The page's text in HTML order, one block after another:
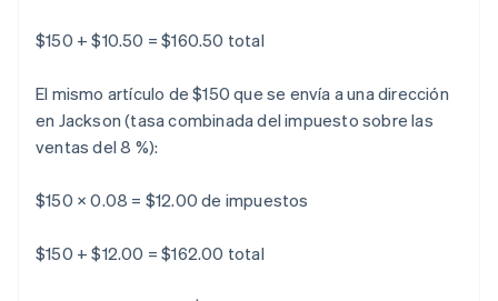
$150 + $10.50 = $160.50 total
El mismo artículo de $150 que se envía a una dirección
en Jackson (tasa combinada del impuesto sobre las
ventas del 8 %):
$150 × 0.08 = $12.00 de impuestos
$150 + $12.00 = $162.00 total